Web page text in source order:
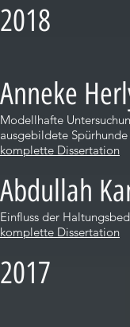
2018
Anneke
Modellhafte
ausgebildete Spürhunde
komplette Dissertation
Abdullah
Einfluss der
komplette Dissertation
2017